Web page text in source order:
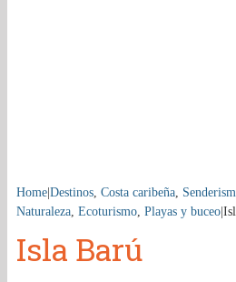
Home Destinos, Costa caribeña,
Naturaleza, Ecoturismo, Playas y buceo
Isla Barú